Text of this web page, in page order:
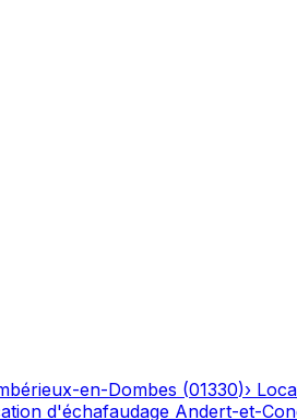
en-Dombes (01330)›
d'échafaudage Andert-et-